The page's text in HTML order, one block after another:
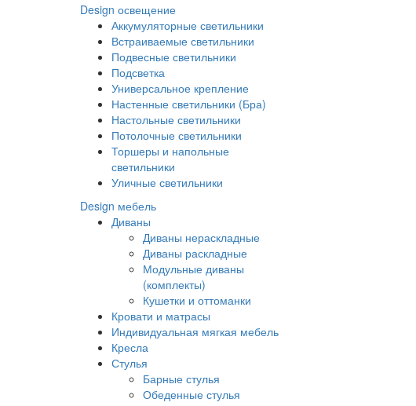
Design освещение
Аккумуляторные светильники
Встраиваемые светильники
Подвесные светильники
Подсветка
Универсальное крепление
Настенные светильники (Бра)
Настольные светильники
Потолочные светильники
Торшеры и напольные
светильники
Уличные светильники
Design мебель
Диваны
Диваны нераскладные
Диваны раскладные
Модульные диваны
(комплекты)
Кушетки и оттоманки
Кровати и матрасы
Индивидуальная мягкая мебель
Кресла
Стулья
Барные стулья
Обеденные стулья